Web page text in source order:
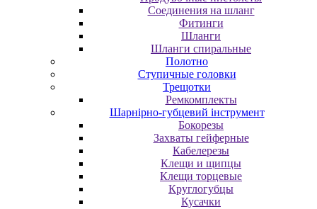
Соединения на шланг
Фитинги
Шланги
Шланги спиральные
Полотно
Ступичные головки
Трещотки
Ремкомплекты
Шарнірно-губцевий інструмент
Бокорезы
Захваты гейферные
Кабелерезы
Клещи и щипцы
Клещи торцевые
Круглогубцы
Кусачки